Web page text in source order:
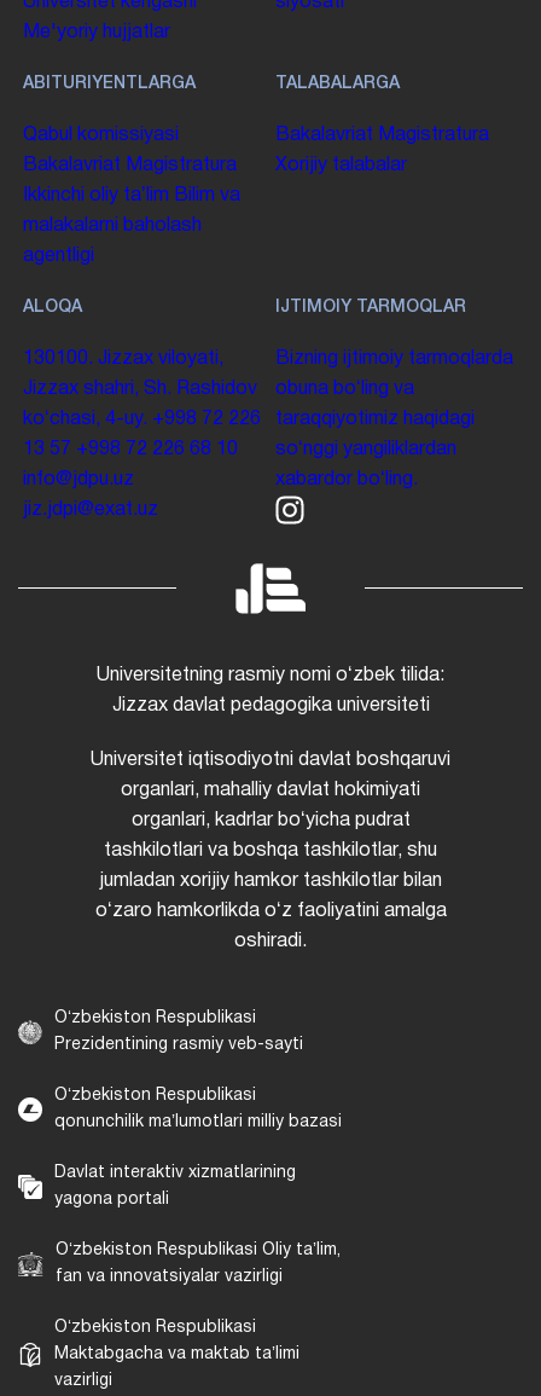
Me'yoriy hujjatlar
ABITURIYENTLARGA
Qabul komissiyasi
Bakalavriat Magistratura
Ikkinchi oliy taʼlim Bilim va
malakalarni baholash
agentligi
TALABALARGA
Bakalavriat Magistratura
Xorijiy talabalar
ALOQA
130100. Jizzax viloyati,
Jizzax shahri, Sh. Rashidov
koʻchasi, 4-uy. +998 72 226
13 57 +998 72 226 68 10
info@jdpu.uz
jiz.jdpi@exat.uz
IJTIMOIY TARMOQLAR
Bizning ijtimoiy tarmoqlarda
obuna boʻling va
taraqqiyotimiz haqidagi
soʻnggi yangiliklardan
xabardor boʻling.
Universitetning rasmiy nomi oʻzbek tilida:
Jizzax davlat pedagogika universiteti
Universitet iqtisodiyotni davlat boshqaruvi
organlari, mahalliy davlat hokimiyati
organlari, kadrlar boʻyicha pudrat
tashkilotlari va boshqa tashkilotlar, shu
jumladan xorijiy hamkor tashkilotlar bilan
oʻzaro hamkorlikda oʻz faoliyatini amalga
oshiradi.
Oʻzbekiston Respublikasi
Prezidentining rasmiy veb-sayti
Oʻzbekiston Respublikasi
qonunchilik maʼlumotlari milliy bazasi
Davlat interaktiv xizmatlarining
yagona portali
Oʻzbekiston Respublikasi Oliy taʼlim,
fan va innovatsiyalar vazirligi
Oʻzbekiston Respublikasi
Maktabgacha va maktab taʼlimi
vazirligi